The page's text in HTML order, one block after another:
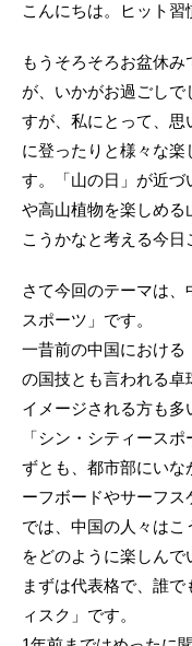
こんにちは。ヒット習
もうそろそろお盆休
が、いかがお過ごし
すが、私にとって、思
に登ったりと様々な楽
す。「山の日」が近
や高山植物を楽しめ
こうかなと考える今日
さて今回のテーマは
スポーツ」です。
一昔前の中国における
の国技とも言われる卓
イメージされる方も多
「シン・シティース
ずとも、都市部にいな
ーフボードやサーフス
では、中国の人々はこ
をどのように楽しんで
まずは代表格で、誰
ィスク」です。